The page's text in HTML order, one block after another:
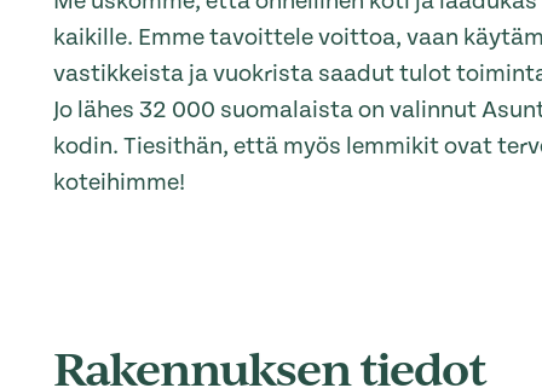
kaikille. Emme tavoittele voittoa, vaan
vastikkeista ja vuokrista saadut tulot
Jo lähes 32 000 suomalaista on valinnut
kodin. Tiesithän, että myös lemmikit ovat
koteihimme!
Rakennuksen tiedot